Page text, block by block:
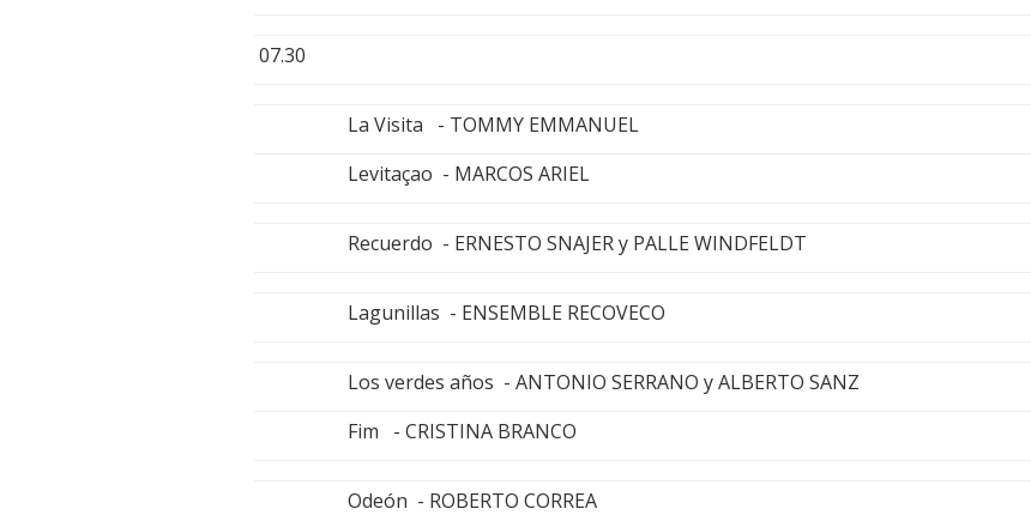
07.30
La Visita - TOMMY EMMANUEL
Levitaçao - MARCOS ARIEL
Recuerdo - ERNESTO SNAJER y PALLE WINDFELDT
Lagunillas - ENSEMBLE RECOVECO
Los verdes años - ANTONIO SERRANO y ALBERTO SANZ
Fim - CRISTINA BRANCO
Odeón - ROBERTO CORREA